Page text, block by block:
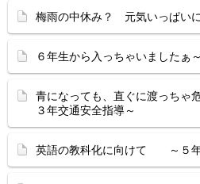
梅雨の中休み？ 元気いっぱい
６年生から入っちゃいました
青になっても、直ぐに渡っち
３年交通安全指導～
英語の教科化に向けて ～５年